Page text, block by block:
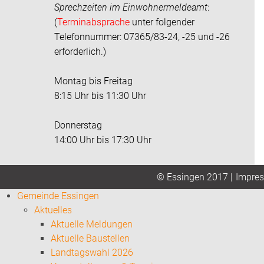
Sprechzeiten im Einwohnermeldeamt:
(Terminabsprache unter folgender
Telefonnummer: 07365/83-24, -25 und -26
erforderlich.)
Montag bis Freitag
8:15 Uhr bis 11:30 Uhr
Donnerstag
14:00 Uhr bis 17:30 Uhr
© Essingen 2017 |
Gemeinde Essingen
Aktuelles
Aktuelle Meldungen
Aktuelle Baustellen
Landtagswahl 2026